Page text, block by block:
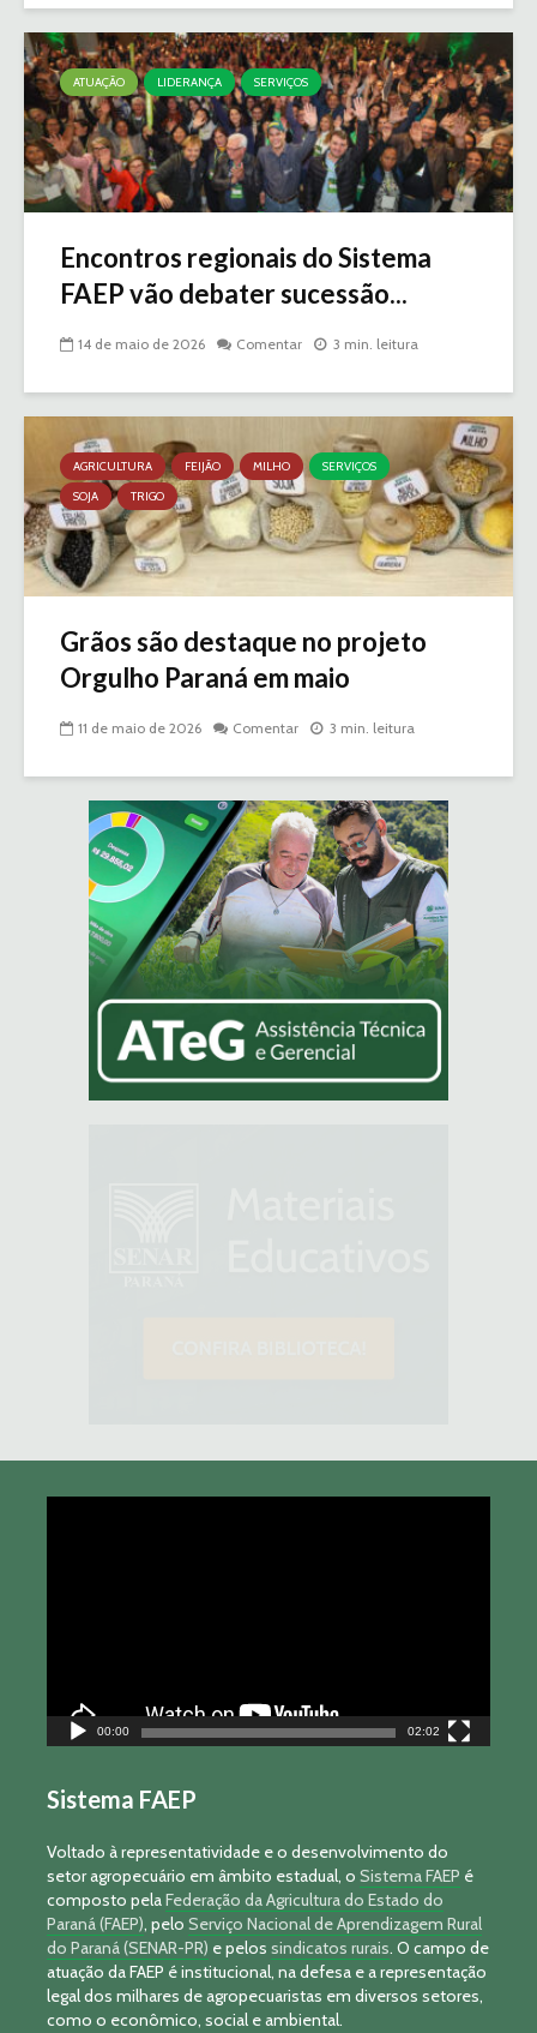
ATUAÇÃO LIDERANÇA SERVIÇOS
Encontros regionais do Sistema
FAEP vão debater sucessão...
14 de maio de 2026 Comentar 3 min. leitura
AGRICULTURA FEIJÃO MILHO
SERVIÇOS
SOJA
TRIGO
Grãos são destaque no projeto
Orgulho Paraná em maio
11 de maio de 2026 Comentar 3 min. leitura
00:00 02:02
Sistema FAEP
Voltado à representatividade e o desenvolvimento do
setor agropecuário em âmbito estadual, o Sistema FAEP é
composto pelaFederação da Agricultura do Estado do
Paraná (FAEP), pelo Serviço Nacional de Aprendizagem Rural
do Paraná (SENAR-PR) e pelos sindicatos rurais. O campo de
atuação da FAEP é institucional, na defesa e a representação
legal dos milhares de agropecuaristas em diversos setores,
como o econômico, social e ambiental.